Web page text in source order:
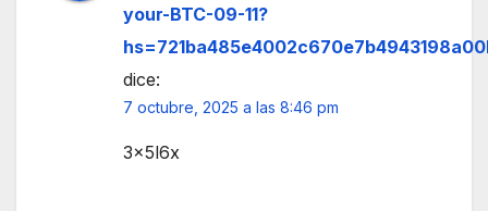
your-BTC-09-11?
dice:
7 octubre, 2025 a las 8:46 pm
3x5l6x